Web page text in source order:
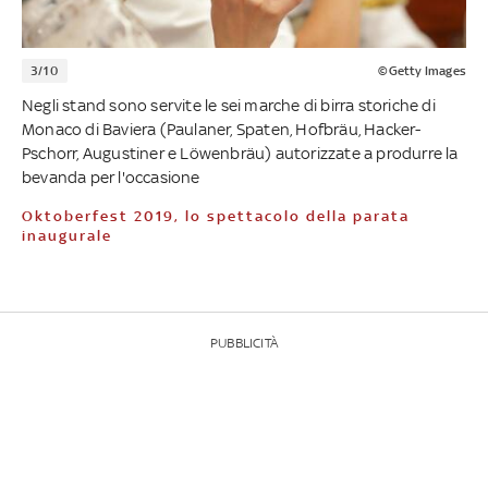
3/10 ©Getty Images
Negli stand sono servite le sei marche di birra storiche di
Monaco di Baviera (Paulaner, Spaten, Hofbräu, Hacker-
Pschorr, Augustiner e Löwenbräu) autorizzate a produrre la
bevanda per l'occasione
Oktoberfest 2019, lo spettacolo della parata
inaugurale
PUBBLICITÀ